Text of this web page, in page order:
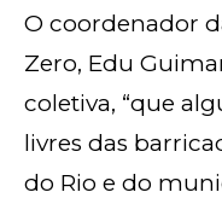
O coordenador
Zero, Edu
coletiva, “que
livres das
do Rio e do